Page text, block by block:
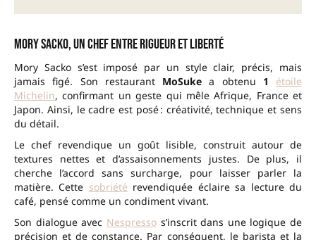
Mory Sacko, un chef entre rigueur et liberté
Mory Sacko s’est imposé par un style clair, précis, mais
jamais figé. Son restaurant MoSuke a obtenu 1 étoile
Michelin, confirmant un geste qui mêle Afrique, France et
Japon. Ainsi, le cadre est posé : créativité, technique et sens
du détail.
Le chef revendique un goût lisible, construit autour de
textures nettes et d’assaisonnements justes. De plus, il
cherche l’accord sans surcharge, pour laisser parler la
matière. Cette sobriété revendiquée éclaire sa lecture du
café, pensé comme un condiment vivant.
Son dialogue avec Nespressos’inscrit dans une logique de
précision et de constance. Par conséquent, le barista et la